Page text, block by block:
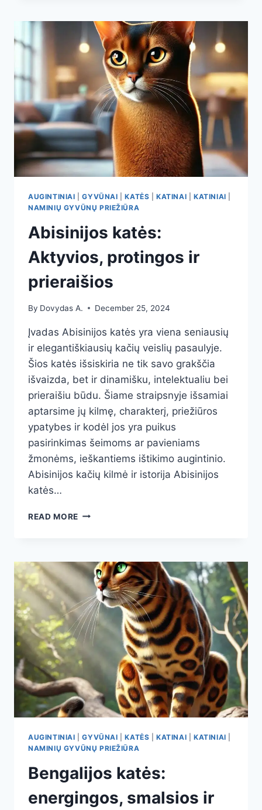
MIELIAUSI
KAČIŲ
DRAUGAI
AUGINTINIAI |GYVŪNAI |KATĖS |KATINAI |KATINIAI
NAMINIŲ GYVŪNŲ PRIEŽIŪRA
Abisinijos katės:
Aktyvios, protingos ir
prieraišios
By Dovydas A. December 25, 2024
Įvadas Abisinijos katės yra viena seniausių
ir elegantiškiausių kačių veislių pasaulyje.
Šios katės išsiskiria ne tik savo grakščia
išvaizda, bet ir dinamišku, intelektualiu bei
prieraišiu būdu. Šiame straipsnyje išsamiai
aptarsime jų kilmę, charakterį, priežiūros
ypatybes ir kodėl jos yra puikus
pasirinkimas šeimoms ar pavieniams
žmonėms, ieškantiems ištikimo augintinio.
Abisinijos kačių kilmė ir istorija Abisinijos
katės…
READ MORE ABISINIJOS
IR
PRIERAIŠIOS
AUGINTINIAI |GYVŪNAI |KATĖS |KATINAI |KATINIAI
NAMINIŲ GYVŪNŲ PRIEŽIŪRA
Bengalijos katės:
energingos, smalsios ir